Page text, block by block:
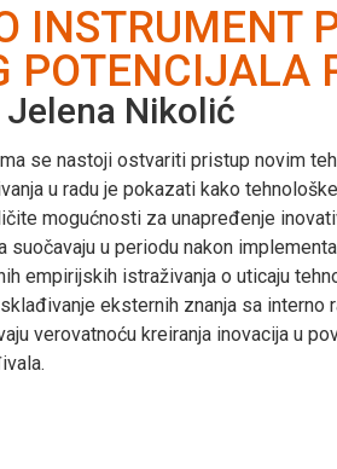
INSTRUMENT
Jelena Nikolić
se nastoji ostvariti pristup novim
u radu je pokazati kako
mogućnosti za unapređenje
u periodu nakon
empirijskih istraživanja o uticaju
eksternih znanja sa interno
verovatnoću kreiranja inovacija u